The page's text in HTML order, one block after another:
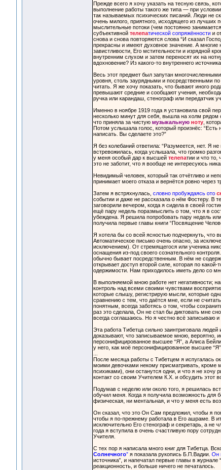
Прежде всего я хочу указать на тесную связь,
выполнение работы такого же типа — при
так называемых психических писаний. Люди не
очень милого, приятного, исходящего из
мыслительные потоки (чем постоянно
субъективной телепатической сопряжённостии
снова и снова повторяются слова “И сказал
прекрасны и имеют духовное значение. А многие
завистливости, Его мстительности и изрядной
внутренним слухом и затем переносят их на
вдохновение? Из какого-то внутреннего
Весь этот предмет был запутан
уровня, столь заурядными и посредственными
читать. Я же хочу показать, что бывают иного
превышают средние и сообщают учения,
ручка или карандаш, стенограф или передатчик
Именно в ноябре 1919 года я установила свой
несколько минут для себя, вышла на холм
что приняла за чистую музыкальную ноту,
Потом услышала голос, который произнёс:
написать. Вы сделаете это?”
Я без колебаний ответила: “Разумеется, нет. Я
встревожилась, когда услышала, что громко
у меня особый дар к высшей телепатии и что то,
это не заботит, что я вообще не интересуюсь
Невидимый человек, который так отчётливо и
принимает моего отказа и вернётся ровно через
Затем я встряхнулась, словно пробуждаясь ото
событии и даже не рассказала о нём Фостеру. В
заговорили вечером, когда я сидела в своей
ещё пару недель поразмыслить о том, что я в
убеждена. Я решила попробовать пару недель
получила первые главы книги “Посвящение
Я хотела бы со всей ясностью подчеркнуть, что
Автоматическое письмо очень опасно, за
исключением). От стремящегося или ученика
оснащения из-под своего сознательного
обычно бывает посредственным. В нём не
открывает доступ второй силе, которая по
одержимости. Нам приходилось иметь дело со
В выполняемой мною работе нет негативности;
контроль над всеми своими чувствами
которые слышу, регистрирую мысли, которые
сравнению с тем, что даётся мне, если не
понятным, всегда заботясь о том, чтобы
раз это сделала, Он не стал бы диктовать мне
всегда соглашаюсь. Но я честно всё записываю
Эта работа Тибетца сильно заинтриговала
доказывают, что записываемое мною, вероятно,
персонифицированное высшее “Я”, а Алиса
у него, как моё персонифицированное высшее
После месяца работы с Тибетцем я испугалась
моими девочками некому присматривать, кроме
психиками), они останутся одни, и что я не хочу
контакт со своим Учителем К.Х. и обсудить этот
Подумав с неделю или около того, я решилась
обучил меня. Когда я получила возможность для
физическая, ни ментальная, и что у меня есть
Он сказал, что это Он Сам предложил, чтобы я
чтобы я по-прежнему работала в Его ашраме. В
исключительно Его стенограф и секретарь, а не
года я вступила в очень счастливую пору
Учителя.
С тех пор я написала много книг для Тибетца.
Солнечного”я показала рукопись Б.П.Вадии. Он
источника”, и напечатал первые главы в
реакционность, и больше ничего не печаталось.